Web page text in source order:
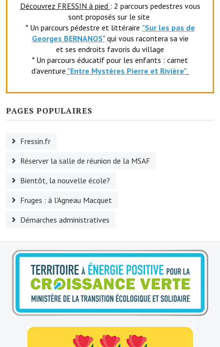
Village culturel
La société musicale de l'Avenir Fressinois
L'association du château
Le foyer rural
Le club de l'amitié
Le comité des fêtes
L'association Avotra-France
Le foyer de la Planquette
L'association des anciens combattants
L'association des anciens sapeurs-pompiers volontaires
Village sportif
L'US Crequy Fressin
La société de pêche
Découvrez FRESSIN à pied : 2 parcours pedestres vous
sont proposés sur le site
* Un parcours pédestre et littéraire "Sur les pas de
Georges BERNANOS" qui vous racontera sa vie
et ses endroits favoris du village
* Un parcours éducatif pour les enfants : carnet
d'aventure "Entre Mystères Pierre et Rivière"
PAGES POPULAIRES
Fressin.fr
Réserver la salle de réunion de la MSAF
Bientôt, la nouvelle école?
Fruges : à l'Agneau Macquet
Démarches administratives